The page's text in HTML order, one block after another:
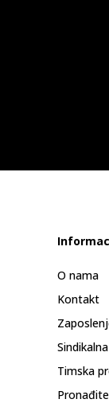
O nama
Kontakt
Timska